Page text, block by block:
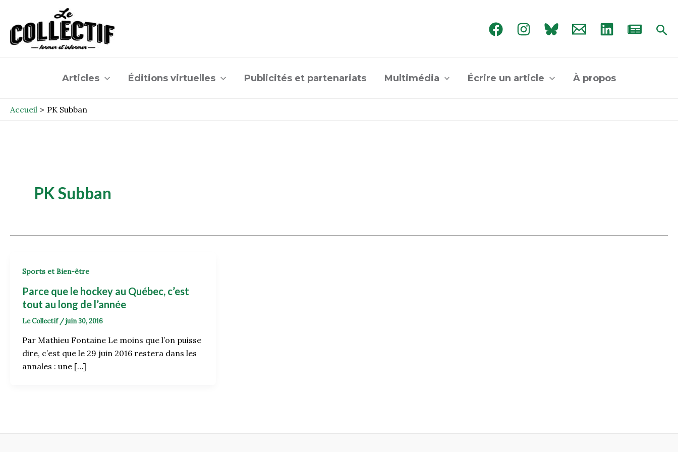
contenu
Articles Éditions virtuelles Publicités et partenariats Multimédia Écrire un article À propos
Accueil PK Subban
PK Subban
Sports et Bien-être
Parce que le hockey au Québec, c’est
tout au long de l’année
Le Collectif /juin 30, 2016
Par Mathieu Fontaine Le moins que l’on puisse
dire, c’est que le 29 juin 2016 restera dans les
annales : une […]